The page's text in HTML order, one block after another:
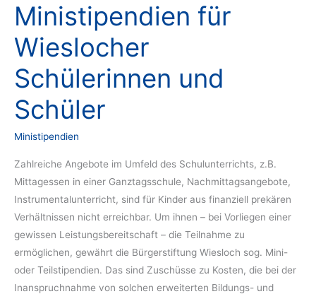
Ministipendien für
Wieslocher
Schülerinnen und
Schüler
Ministipendien
Zahlreiche Angebote im Umfeld des Schulunterrichts, z.B.
Mittagessen in einer Ganztagsschule, Nachmittagsangebote,
Instrumentalunterricht, sind für Kinder aus finanziell prekären
Verhältnissen nicht erreichbar. Um ihnen – bei Vorliegen einer
gewissen Leistungsbereitschaft – die Teilnahme zu
ermöglichen, gewährt die Bürgerstiftung Wiesloch sog. Mini-
oder Teilstipendien. Das sind Zuschüsse zu Kosten, die bei der
Inanspruchnahme von solchen erweiterten Bildungs- und